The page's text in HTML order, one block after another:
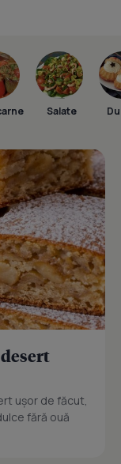
Salate
ușor de făcut,
fără ouă